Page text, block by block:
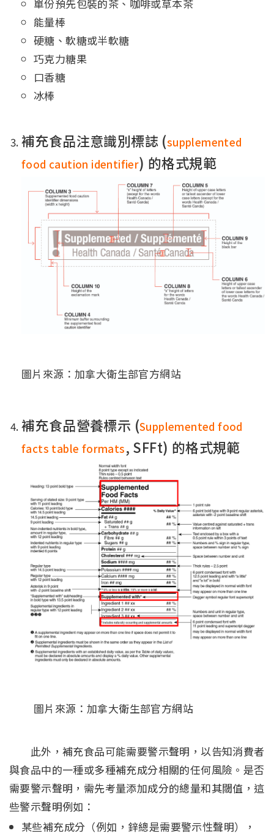
單份預先包裝的茶、咖啡或草本茶
能量棒
硬糖、軟糖或半軟糖
巧克力糖果
口香糖
冰棒
補充食品注意識別標誌 (supplemented
food caution identifier) 的格式規範
圖片來源：加拿大衛生部官方網站
補充食品營養標示 (Supplemented food
facts table formats, SFFt) 的格式規範
圖片來源：加拿大衛生部官方網站
此外，補充食品可能需要警示聲明，以告知消費者
與食品中的一種或多種補充成分相關的任何風險。是否
需要警示聲明，需先考量添加成分的總量和其閾值，這
些警示聲明例如：
某些補充成分（例如，鋅總是需要警示性聲明），